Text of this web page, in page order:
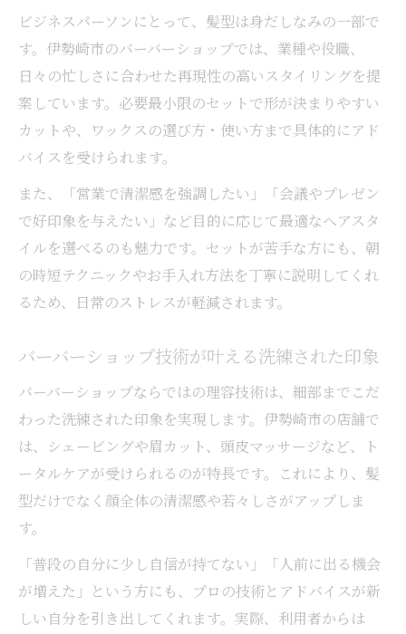
ビジネスパーソンにとって、髪型は身だしなみの一部で
す。伊勢崎市のバーバーショップでは、業種や役職、
日々の忙しさに合わせた再現性の高いスタイリングを提
案しています。必要最小限のセットで形が決まりやすい
カットや、ワックスの選び方・使い方まで具体的にアド
バイスを受けられます。
また、「営業で清潔感を強調したい」「会議やプレゼン
で好印象を与えたい」など目的に応じて最適なヘアスタ
イルを選べるのも魅力です。セットが苦手な方にも、朝
の時短テクニックやお手入れ方法を丁寧に説明してくれ
るため、日常のストレスが軽減されます。
バーバーショップ技術が叶える洗練された印象
バーバーショップならではの理容技術は、細部までこだ
わった洗練された印象を実現します。伊勢崎市の店舗で
は、シェービングや眉カット、頭皮マッサージなど、ト
ータルケアが受けられるのが特長です。これにより、髪
型だけでなく顔全体の清潔感や若々しさがアップしま
す。
「普段の自分に少し自信が持てない」「人前に出る機会
が増えた」という方にも、プロの技術とアドバイスが新
しい自分を引き出してくれます。実際、利用者からは